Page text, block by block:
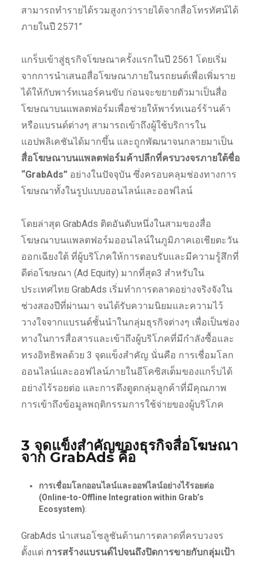
สามารถทำรายได้รวมสูงกว่ารายได้จากสื่อโทรทัศน์ได้
ภายในปี 2571”
แกร็บเข้าสู่ธุรกิจโฆษณาครั้งแรกในปี 2561 โดยเริ่ม
จากการนำเสนอสื่อโฆษณาภายในรถยนต์เพื่อเพิ่มราย
ได้ให้กับพาร์ทเนอร์คนขับ ก่อนจะขยายตัวมาเป็นสื่อ
โฆษณาบนแพลตฟอร์มเพื่อช่วยให้พาร์ทเนอร์ร้านค้า
หรือแบรนด์ต่างๆ สามารถเข้าถึงผู้ใช้บริการใน
แอปพลิเคชันได้มากขึ้น และถูกพัฒนาจนกลายมาเป็น
สื่อโฆษณาบนแพลตฟอร์มค้าปลีกที่ครบวงจรภายใต้ชื่อ
“GrabAds” อย่างในปัจจุบัน ซึ่งครอบคลุมช่องทางการ
โฆษณาทั้งในรูปแบบออนไลน์และออฟไลน์
โดยล่าสุด GrabAds ติดอันดับหนึ่งในสามของสื่อ
โฆษณาบนแพลตฟอร์มออนไลน์ในภูมิภาคเอเชียตะวัน
ออกเฉียงใต้ ที่ผู้บริโภคให้การตอบรับและมีความรู้สึกที่
ดีต่อโฆษณา (Ad Equity) มากที่สุด3 สำหรับใน
ประเทศไทย GrabAds เริ่มทำการตลาดอย่างจริงจังใน
ช่วงสองปีที่ผ่านมา จนได้รับความนิยมและความไว้
วางใจจากแบรนด์ชั้นนำในกลุ่มธุรกิจต่างๆ เพื่อเป็นช่อง
ทางในการสื่อสารและเข้าถึงผู้บริโภคที่มีกำลังซื้อและ
ทรงอิทธิพลด้วย 3 จุดแข็งสำคัญ นั่นคือ การเชื่อมโลก
ออนไลน์และออฟไลน์ภายในอีโคซิสเต็มของแกร็บได้
อย่างไร้รอยต่อ และการดึงดูดกลุ่มลูกค้าที่มีคุณภาพ
การเข้าถึงข้อมูลพฤติกรรมการใช้จ่ายของผู้บริโภค
3 จุดแข็งสำคัญของธุรกิจสื่อโฆษณา
จาก GrabAds คือ
การเชื่อมโลกออนไลน์และออฟไลน์อย่างไร้รอยต่อ
(Online-to-Offline Integration within Grab’s
Ecosystem):
GrabAds นำเสนอโซลูชันด้านการตลาดที่ครบวงจร
ตั้งแต่ การสร้างแบรนด์ไปจนถึงปิดการขายกับกลุ่มเป้า